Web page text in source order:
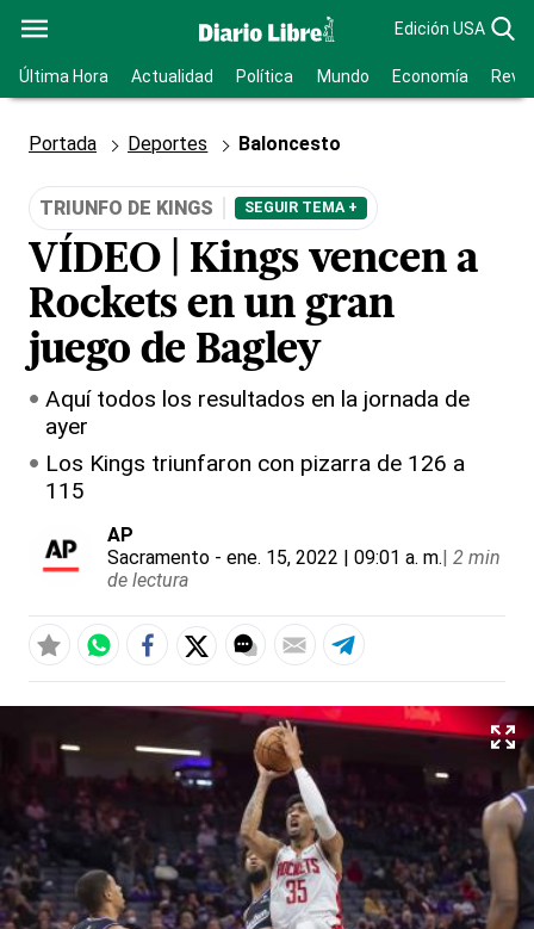
Edición USA
Última Hora Actualidad Política Mundo Economía
Portada Deportes Baloncesto
TRIUNFO DE KINGS SEGUIR TEMA +
VÍDEO | Kings vencen a
Rockets en un gran
juego de Bagley
Aquí todos los resultados en la jornada de
ayer
Los Kings triunfaron con pizarra de 126 a
115
AP
Sacramento - ene. 15, 2022 | 09:01 a. m.| 2 min
de lectura